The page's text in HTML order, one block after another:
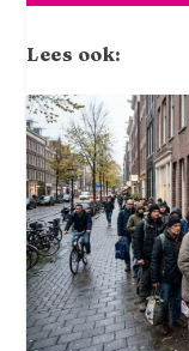
Lees ook: